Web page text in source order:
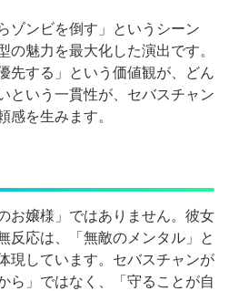
ゾンビを倒す」というシーン
の魅力を最大化した演出です。
先する」という価値観が、どん
という一貫性が、セバスチャン
感を生みます。
お嬢様」ではありません。彼女
反応は、「無敵のメンタル」と
現しています。セバスチャンが
ら」ではなく、「守ることが自